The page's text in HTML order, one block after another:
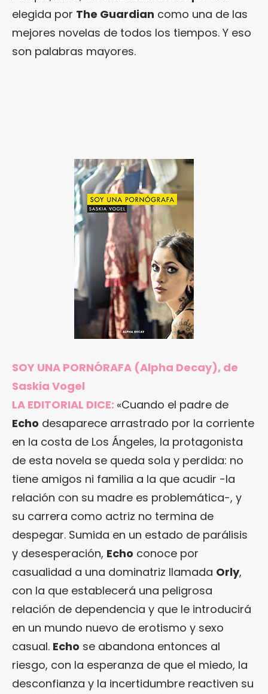
elegida por The Guardian como una de las
mejores novelas de todos los tiempos. Y eso
son palabras mayores.
SOY UNA PORNÓRAFA (Alpha Decay), de
Saskia Vogel
LA EDITORIAL DICE: «Cuando el padre de
Echo desaparece arrastrado por la corriente
en la costa de Los Ángeles, la protagonista
de esta novela se queda sola y perdida: no
tiene amigos ni familia a la que acudir -la
relación con su madre es problemática-, y
su carrera como actriz no termina de
despegar. Sumida en un estado de parálisis
y desesperación, Echo conoce por
casualidad a una dominatriz llamada Orly,
con la que establecerá una peligrosa
relación de dependencia y que le introducirá
en un mundo nuevo de erotismo y sexo
casual. Echo se abandona entonces al
riesgo, con la esperanza de que el miedo, la
desconfianza y la incertidumbre reactiven su